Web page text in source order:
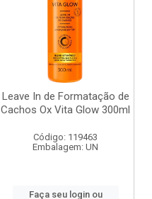
Leave In de Formatação de
Cachos Ox Vita Glow 300ml
Código: 119463
Embalagem: UN
Faça seu login ou